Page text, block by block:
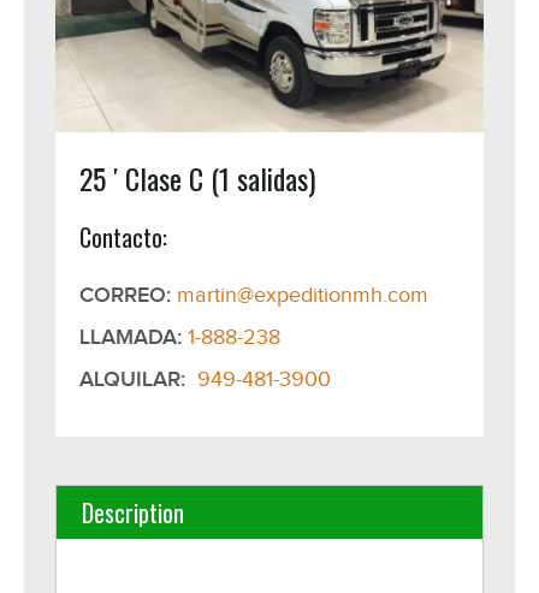
25 ′ Clase C (1 salidas)
Contacto:
CORREO: martin@expeditionmh.com
LLAMADA: 1-888-238
ALQUILAR: 949-481-3900
Description